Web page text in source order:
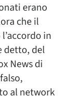
erano
che il
in
detto, del
News di
al network